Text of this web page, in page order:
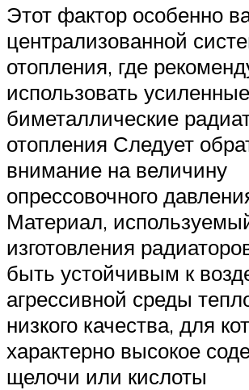
Этот фактор особенно
централизованной
отопления, где
использовать усиленные
биметаллические
отопления Следует
внимание на величину
опрессовочного
Материал,
изготовления
быть устойчивым к
агрессивной среды
низкого качества, для
характерно высокое
щелочи или кислоты